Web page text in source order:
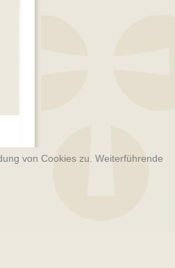
von Cookies zu. Weiterführende